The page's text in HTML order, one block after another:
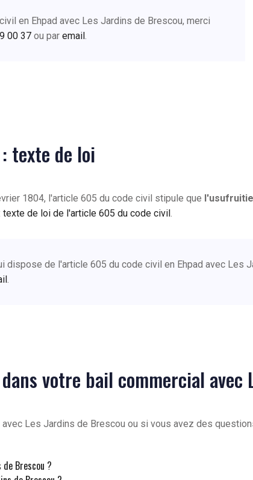
en Ehpad avec Les Jardins de Brescou, merci
00 37 ou par email.
texte de loi
1804, l'article 605 du code civil stipule que
texte de loi de l'article 605 du code civil.
dispose de l'article 605 du code civil en Ehpad avec Les
.
votre bail commercial avec
Les Jardins de Brescou ou si vous avez des
de Brescou ?